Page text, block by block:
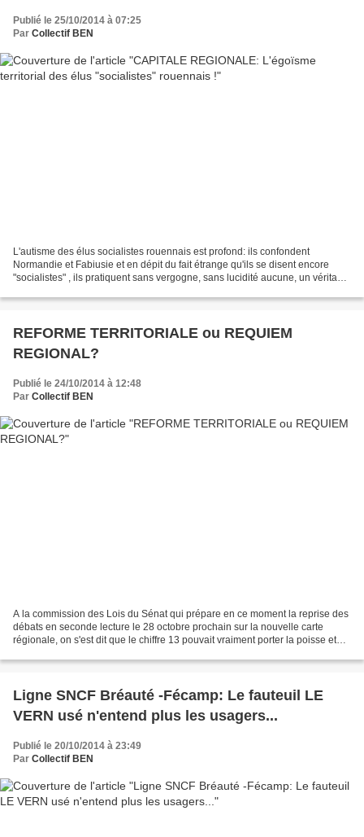
Publié le 25/10/2014 à 07:25
Par Collectif BEN
L'autisme des élus socialistes rouennais est profond: ils confondent
Normandie et Fabiusie et en dépit du fait étrange qu'ils se disent encore
"socialistes" , ils pratiquent sans vergogne, sans lucidité aucune, un véritable
REFORME TERRITORIALE ou REQUIEM
REGIONAL?
Publié le 24/10/2014 à 12:48
Par Collectif BEN
A la commission des Lois du Sénat qui prépare en ce moment la reprise des
débats en seconde lecture le 28 octobre prochain sur la nouvelle carte
régionale, on s'est dit que le chiffre 13 pouvait vraiment porter la poisse et
Ligne SNCF Bréauté -Fécamp: Le fauteuil LE
VERN usé n'entend plus les usagers...
Publié le 20/10/2014 à 23:49
Par Collectif BEN